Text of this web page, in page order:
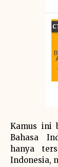
Kamus ini
Bahasa
hanya
Indonesia,